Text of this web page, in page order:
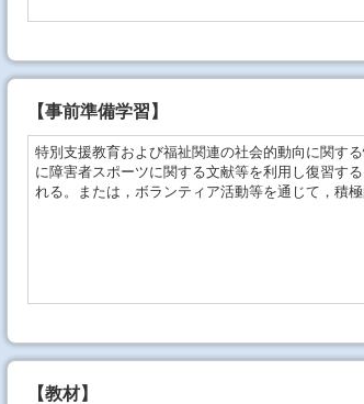
【事前準備学習】
特別支援教育および福祉関連の社会的動向に関す
に障害者スポーツに関する文献等を利用し復習す
れる。または，ボランティア活動等を通じて，積
【教材】